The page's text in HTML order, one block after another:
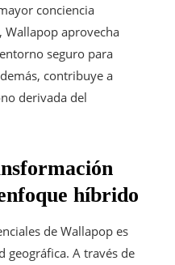
conciencia
Wallapop aprovecha
seguro para
contribuye a
derivada del
híbrido
de Wallapop es
geográfica. A través de